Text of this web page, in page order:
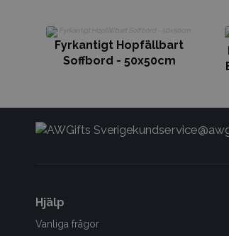
Fyrkantigt Hopfällbart
Soffbord - 50x50cm
Hjälp
Vanliga frågor